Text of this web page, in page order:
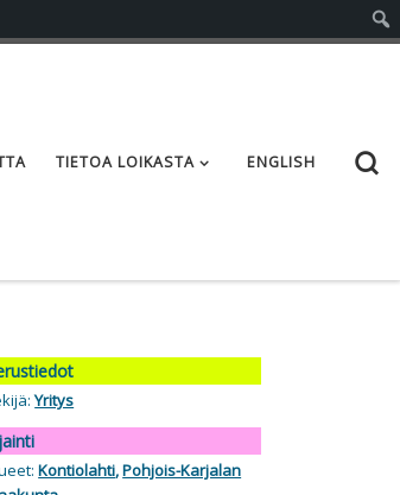
TIETOA LOIKASTA ENGLISH
Yritys
Kontiolahti,Pohjois-Karjalan